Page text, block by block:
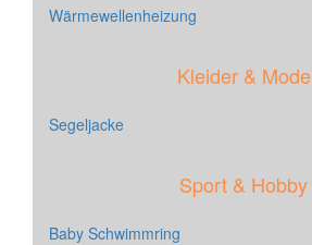
Wärmewellenheizung
Kleider & Mode
Segeljacke
Sport & Hobby
Baby Schwimmring